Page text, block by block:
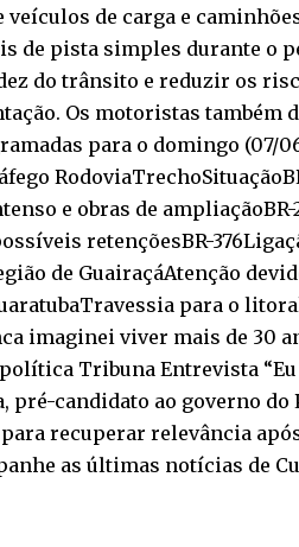
veículos de carga e
de pista simples durante o
do trânsito e reduzir os
Os motoristas também
para o domingo (07/
e obras de ampliaçãoBR-
retençõesBR-
de GuairaçáAtenção
para o
imaginei viver mais de 30
Tribuna Entrevista
pré-candidato ao governo
recuperar relevância
as últimas notícias de